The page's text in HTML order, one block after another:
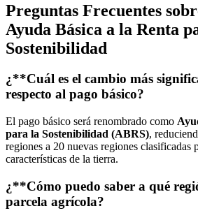
Preguntas Frecuentes
Ayuda Básica a la Renta
Sostenibilidad
¿**Cuál es el cambio más
respecto al pago básico?
El pago básico será renombrado como
para la Sostenibilidad (ABRS),
regiones a 20 nuevas regiones
características de la tierra.
¿**Cómo puedo saber a qué
parcela agrícola?